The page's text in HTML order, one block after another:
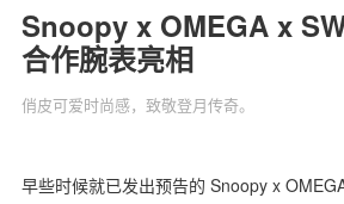
科 技
Snoopy x OMEGA x
合作腕表亮相
俏皮可爱时尚感，致敬登月传奇。
早些时候就已发出预告的 Snoopy x